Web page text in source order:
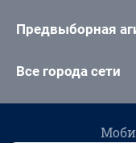
Предвыборная
Все города сети